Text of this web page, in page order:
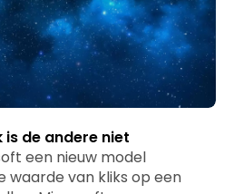
is de andere niet
een nieuw model
waarde van kliks op een